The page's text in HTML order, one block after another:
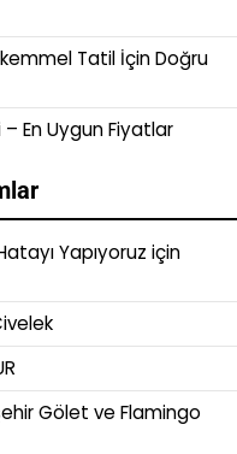
Tatil İçin Doğru
En Uygun Fiyatlar
Yapıyoruz için
Gölet ve Flamingo